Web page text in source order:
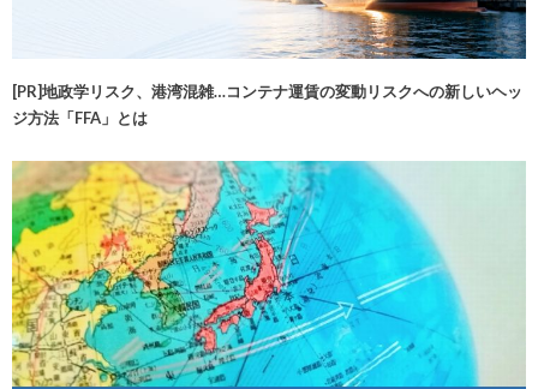
[PR]地政学リスク、港湾混雑…コンテナ運賃の変動リスクへの新しいヘッ
ジ方法「FFA」とは